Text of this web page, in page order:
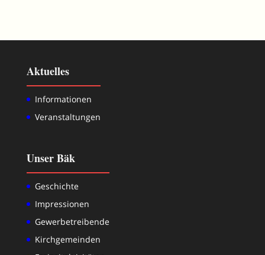
Aktuelles
Informationen
Veranstaltungen
Unser Bäk
Geschichte
Impressionen
Gewerbetreibende
Kirchgemeinden